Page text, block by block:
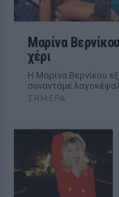
Μαρίνα
χέρι
Η Μαρίνα Βερνίκου
συναντάμε
ΣΉΜΕΡΑ